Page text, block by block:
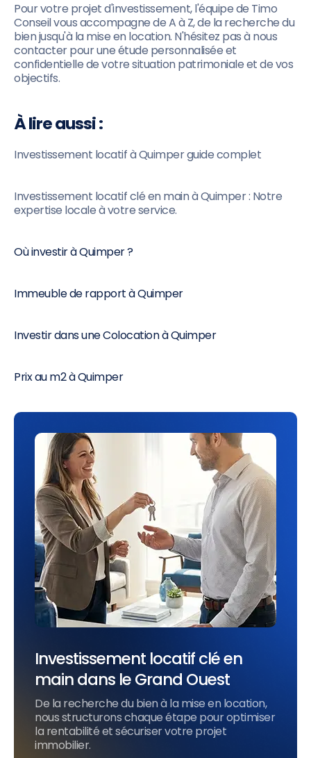
Pour votre projet d'investissement, l'équipe de Timo
Conseil vous accompagne de A à Z, de la recherche du
bien jusqu'à la mise en location. N'hésitez pas à nous
contacter pour une étude personnalisée et
confidentielle de votre situation patrimoniale et de vos
objectifs.
À lire aussi :
Investissement locatif à Quimper guide complet
Investissement locatif clé en main à Quimper : Notre
expertise locale à votre service.
Où investir à Quimper ?
Immeuble de rapport à Quimper
Investir dans une Colocation à Quimper
Prix au m2 à Quimper
Investissement locatif clé en
main dans le Grand Ouest
De la recherche du bien à la mise en location,
nous structurons chaque étape pour optimiser
la rentabilité et sécuriser votre projet
immobilier.